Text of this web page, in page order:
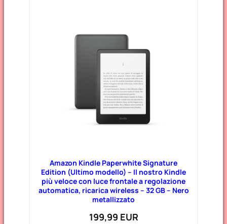
Amazon Kindle Paperwhite Signature
Edition (Ultimo modello) – Il nostro Kindle
più veloce con luce frontale a regolazione
automatica, ricarica wireless – 32 GB – Nero
metallizzato
199,99 EUR